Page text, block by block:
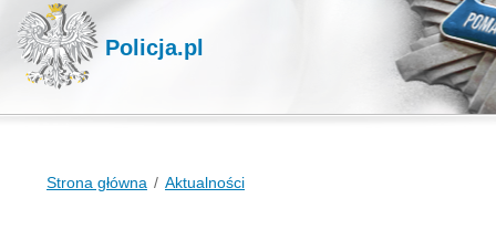
Policja.pl
Strona główna Aktualności